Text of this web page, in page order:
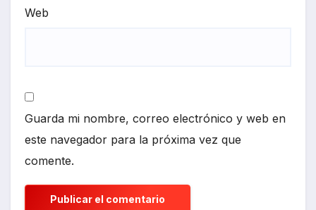
Web
Guarda mi nombre, correo electrónico y web en
este navegador para la próxima vez que
comente.